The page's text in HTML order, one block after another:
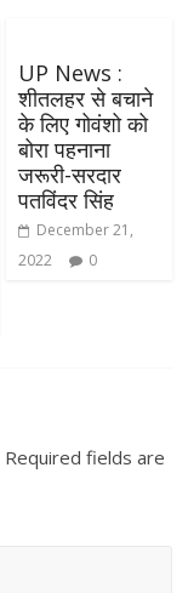
UP News :
शीतलहर से बचाने
के लिए गोवंशो को
बोरा पहनाना
जरूरी-सरदार
पतविंदर सिंह
December 21,
2022
0
Required fields are